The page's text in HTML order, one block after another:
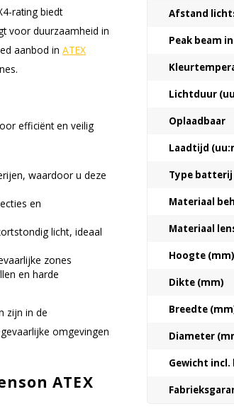
rating biedt
voor duurzaamheid in
aanbod in ATEX
efficiënt en veilig
waardoor u deze
en
licht, ideaal
zones
en harde
zijn in de
omgevingen
ATEX
Afstand
Peak beam
Lichtduur
Oplaadbaar
Laadtijd
Type batterij
Materiaal
Materiaal
Hoogte (mm)
Dikte (mm)
Breedte
Diameter
Gewicht